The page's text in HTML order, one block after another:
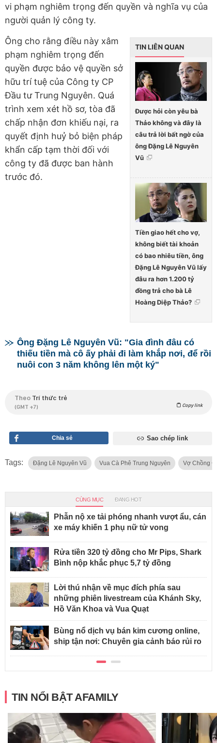
vi phạm nghiêm trọng đến quyền và nghĩa vụ của
người quản lý công ty.
TIN LIÊN QUAN
Được hỏi còn yêu bà
Thảo không và đây là
câu trả lời bất ngờ của
ông Đặng Lê Nguyên
Vũ
Tiền giao hết cho vợ,
không biết tài khoản
có bao nhiêu tiền, ông
Đặng Lê Nguyên Vũ lấy
đâu ra hơn 1.200 tỷ
đồng trả cho bà Lê
Hoàng Diệp Thảo?
Ông cho rằng điều này xâm
phạm nghiêm trọng đến
quyền được bảo vệ quyền sở
hữu trí tuệ của Công ty CP
Đầu tư Trung Nguyên. Quá
trình xem xét hồ sơ, tòa đã
chấp nhận đơn khiếu nại, ra
quyết định huỷ bỏ biện pháp
khẩn cấp tạm thời đối với
công ty đã được ban hành
trước đó.
Ông Đặng Lê Nguyên Vũ: "Gia đình đâu có
thiếu tiền mà cô ấy phải đi làm khắp nơi, để rồi
nuôi con 3 năm không lên một ký"
Theo Trí thức trẻ
(GMT +7) Copy link
Chia sẻ Sao chép link
Tags: Đặng Lê Nguyên Vũ Vua Cà Phê Trung Nguyên Vợ Chồng
CÙNG MỤC ĐANG HOT
Phẫn nộ xe tải phóng nhanh vượt ẩu, cán
xe máy khiến 1 phụ nữ tử vong
Rửa tiền 320 tỷ đồng cho Mr Pips, Shark
Bình nộp khắc phục 5,7 tỷ đồng
Lời thú nhận về mục đích phía sau
những phiên livestream của Khánh Sky,
Hồ Văn Khoa và Vua Quạt
Bùng nổ dịch vụ bán kim cương online,
ship tận nơi: Chuyên gia cảnh báo rủi ro
TIN NỔI BẬT AFAMILY